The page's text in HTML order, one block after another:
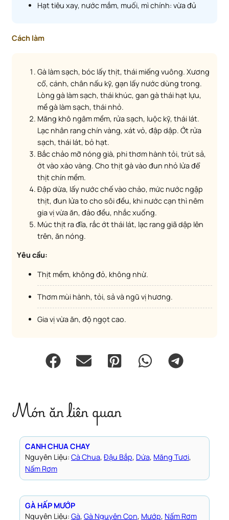
Hạt tiêu xay, nước mắm, muối, mì chính: vừa đủ
Cách làm
Gà làm sạch, bóc lấy thịt, thái miếng vuông. Xương
cổ, cánh, chân nấu kỹ, gạn lấy nước dùng trong.
Lòng gà làm sạch, thái khúc, gan gà thái hạt lựu,
mề gà làm sạch, thái nhỏ.
Măng khô ngâm mềm, rửa sạch, luộc kỹ, thái lát.
Lạc nhân rang chín vàng, xát vỏ, đập dập. Ớt rửa
sạch, thái lát, bỏ hạt.
Bắc chảo mỡ nóng già, phi thơm hành tỏi, trút sả,
ớt vào xào vàng. Cho thịt gà vào đun nhỏ lửa để
thịt chín mềm.
Đập dừa, lấy nước chế vào chảo, mức nước ngập
thịt, đun lửa to cho sôi đều, khi nước cạn thì nêm
gia vị vừa ăn, đảo đều, nhắc xuống.
Múc thịt ra đĩa, rắc ớt thái lát, lạc rang giã dập lên
trên, ăn nóng.
Yêu cầu:
Thịt mềm, không đỏ, không nhừ.
Thơm mùi hành, tỏi, sả và ngũ vị hương.
Gia vị vừa ăn, độ ngọt cao.
Món ăn liên quan
CANH CHUA CHAY
Nguyên Liệu: Cà Chua, Đậu Bắp, Dứa, Măng Tươi
Nấm Rơm
GÀ HẤP MƯỚP
Nguyên Liệu: Gà, Gà Nguyên Con, Mướp, Nấm Rơm